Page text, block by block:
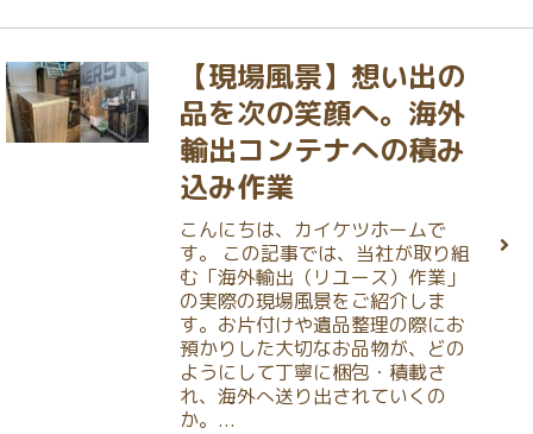
【現場風景】想い出の
品を次の笑顔へ。海外
輸出コンテナへの積み
込み作業
こんにちは、カイケツホームで
す。 この記事では、当社が取り組
む「海外輸出（リユース）作業」
の実際の現場風景をご紹介しま
す。お片付けや遺品整理の際にお
預かりした大切なお品物が、どの
ようにして丁寧に梱包・積載さ
れ、海外へ送り出されていくの
か。...